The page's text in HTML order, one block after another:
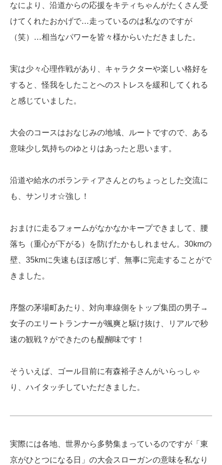
なにより、沿道からの応援をキティちゃんがたくさん受
けてくれたおかげで…走っているのは私なのですが
（笑）…相当なパワーを皆々様からいただきました。
実は少々心理作戦があり、キャラクターや楽しい格好を
すると、怪我をしたことへのストレスを緩和してくれる
と感じていました。
大会のコースはおなじみの地域、ルートですので、ある
意味少し気持ちのゆとりはあったと思います。
沿道や給水のボランティアさんとのちょっとした交流に
も、サンリオ☆強し！
おまけに走るフォームがなかなかキープできまして、腰
落ち（重心が下がる）を防げたかもしれません。30kmの
壁、35kmに失速もほぼ感じず、無事に完走することがで
きました。
序盤の茅場町あたり、対向車線側をトップ集団の男子→
女子のエリートランナーが颯爽と駆け抜け、リアルで秒
速の観戦？ができたのも醍醐味です！
そういえば、ゴール目前に有森裕子さんがいらっしゃ
り、ハイタッチしていただきました。
実際には各地、世界から多勢集まっているのですが「東
京がひとつになる日」の大会スローガンの意味を私なり